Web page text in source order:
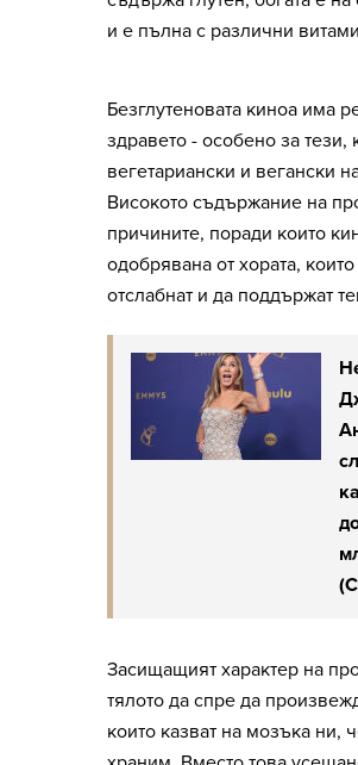
и е пълна с различни
Безглутеновата киноа има
здравето - особено за тези,
вегетариански и вегански
Високото съдържание на
причините, поради които
одобрявана от хората, които
отслабнат и да поддържат
Засищащият характер на
тялото да спре да
които казват на мозъка ни,